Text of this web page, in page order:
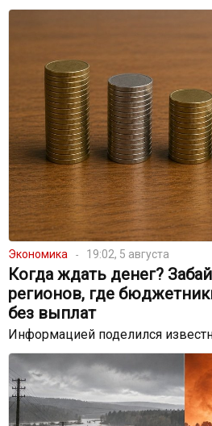
Экономика 19:02, 5 августа
Когда ждать денег?
регионов, где
без выплат
Информацией поделился